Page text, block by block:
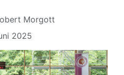
Morgott
2025